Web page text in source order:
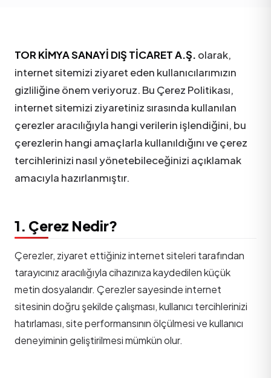
TOR KİMYA SANAYİ DIŞ TİCARET A.Ş. olarak,
internet sitemizi ziyaret eden kullanıcılarımızın
gizliliğine önem veriyoruz. Bu Çerez Politikası,
internet sitemizi ziyaretiniz sırasında kullanılan
çerezler aracılığıyla hangi verilerin işlendiğini, bu
çerezlerin hangi amaçlarla kullanıldığını ve çerez
tercihlerinizi nasıl yönetebileceğinizi açıklamak
amacıyla hazırlanmıştır.
1. Çerez Nedir?
Çerezler, ziyaret ettiğiniz internet siteleri tarafından
tarayıcınız aracılığıyla cihazınıza kaydedilen küçük
metin dosyalarıdır. Çerezler sayesinde internet
sitesinin doğru şekilde çalışması, kullanıcı tercihlerinizi
hatırlaması, site performansının ölçülmesi ve kullanıcı
deneyiminin geliştirilmesi mümkün olur.